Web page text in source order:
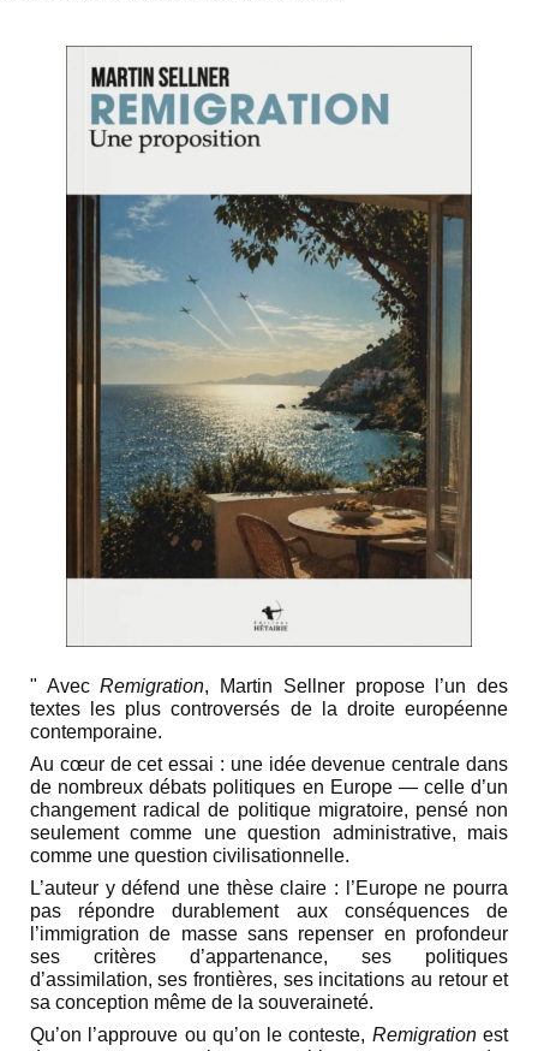
" AvecRemigration, Martin Sellner propose l’un des
textes les plus controversés de la droite européenne
contemporaine.
Au cœur de cet essai : une idée devenue centrale dans
de nombreux débats politiques en Europe — celle d’un
changement radical de politique migratoire, pensé non
seulement comme une question administrative, mais
comme une question civilisationnelle.
L’auteur y défend une thèse claire : l’Europe ne pourra
pas répondre durablement aux conséquences de
l’immigration de masse sans repenser en profondeur
ses critères d’appartenance, ses politiques
d’assimilation, ses frontières, ses incitations au retour et
sa conception même de la souveraineté.
Qu’on l’approuve ou qu’on le conteste, Remigrationest